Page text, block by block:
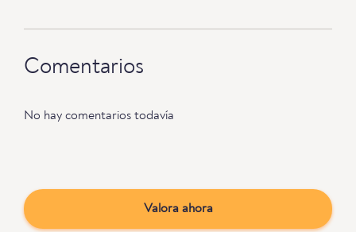
Comentarios
No hay comentarios todavía
Valora ahora